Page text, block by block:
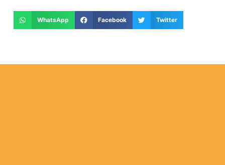
WhatsApp Facebook Twitter